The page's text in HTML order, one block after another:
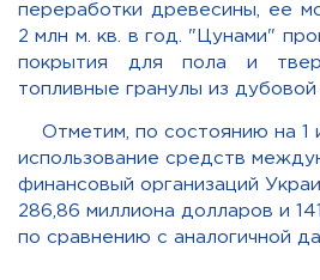
переработки древесины, ее
2 млн м. кв. в год. "Цунами"
покрытия для пола и
топливные гранулы из дубовой
Отметим, по состоянию на 1
использование средств
финансовый организаций
286,86 миллиона долларов и
по сравнению с аналогичной